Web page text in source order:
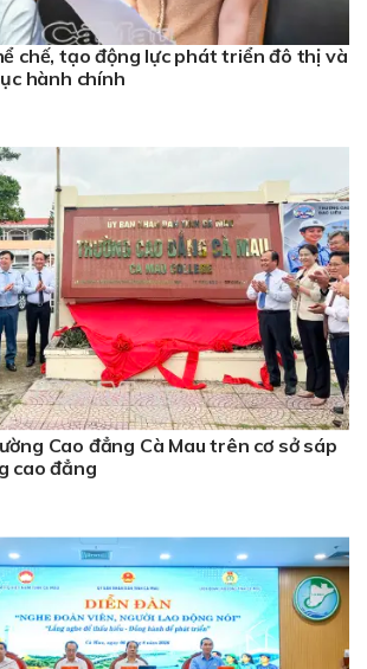
chế, tạo động lực phát triển đô thị và
hành chính
Cao đẳng Cà Mau trên cơ sở sáp
cao đẳng